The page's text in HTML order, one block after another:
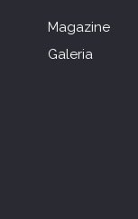
Magazine
Galeria